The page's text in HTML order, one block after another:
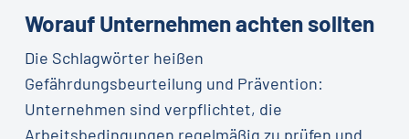
Worauf Unternehmen achten sollten
Die Schlagwörter heißen
Gefährdungsbeurteilung und Prävention:
Unternehmen sind verpflichtet, die
Arbeitsbedingungen regelmäßig zu prüfen und